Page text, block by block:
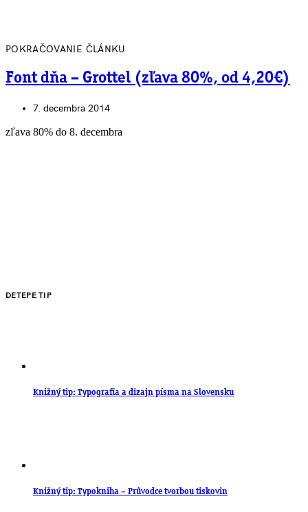
POKRAČOVANIE ČLÁNKU
Font dňa – Grottel (zľava 80%, od 4,20€)
7. decembra 2014
zľava 80% do 8. decembra
DETEPE TIP
Knižný tip: Typografia a dizajn písma na Slovensku
Knižný tip: Typokniha – Průvodce tvorbou tiskovin